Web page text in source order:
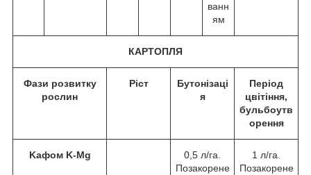
ванн
ям
КАРТОПЛЯ
Фази розвитку
рослин
Ріст
Бутонізаці
я
Період
цвітіння,
бульбоутв
орення
Kафом K-Mg
0,5 л/га.
Позакорене
1 л/га.
Позакорене